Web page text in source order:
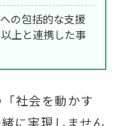
の包括的な支援
上と連携した事
社会を動かす
に実現しません